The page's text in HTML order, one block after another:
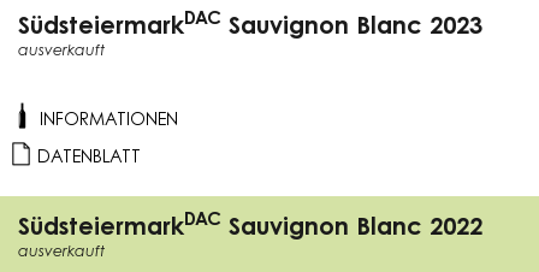
SüdsteiermarkDAC Sauvignon Blanc 2023
ausverkauft
INFORMATIONEN
DATENBLATT
SüdsteiermarkDAC Sauvignon Blanc 2022
ausverkauft